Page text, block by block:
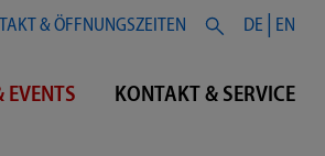
& ÖFFNUNGSZEITEN DE EN
EVENTS KONTAKT & SERVICE